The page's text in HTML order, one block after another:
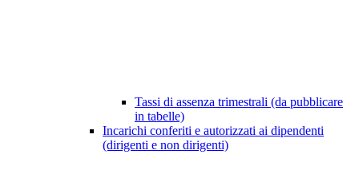
Tassi di assenza trimestrali (da pubblicare
in tabelle)
Incarichi conferiti e autorizzati ai dipendenti
(dirigenti e non dirigenti)